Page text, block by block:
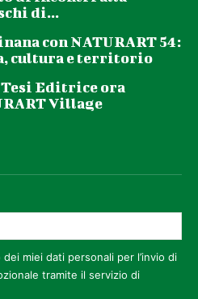
di...
con NATURART 54:
cultura e territorio
Editrice ora
Village
miei dati personali per l’invio di
tramite il servizio di